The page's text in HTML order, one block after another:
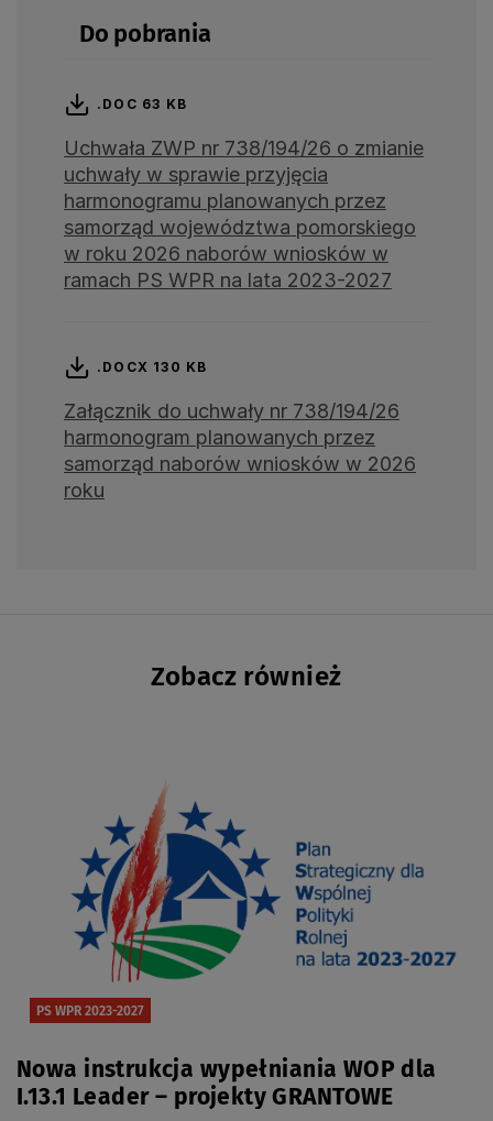
Do pobrania
.DOC 63 KB
Uchwała ZWP nr 738/194/26 o zmianie
uchwały w sprawie przyjęcia
harmonogramu planowanych przez
samorząd województwa pomorskiego
w roku 2026 naborów wniosków w
ramach PS WPR na lata 2023-2027
.DOCX 130 KB
Załącznik do uchwały nr 738/194/26
harmonogram planowanych przez
samorząd naborów wniosków w 2026
roku
Zobacz również
PS WPR 2023-2027
Nowa instrukcja wypełniania WOP dla
I.13.1 Leader – projekty GRANTOWE